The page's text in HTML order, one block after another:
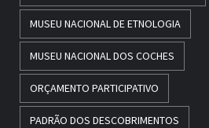
MUSEU NACIONAL DE ETNOLOGIA
MUSEU NACIONAL DOS COCHES
ORÇAMENTO PARTICIPATIVO
PADRÃO DOS DESCOBRIMENTOS